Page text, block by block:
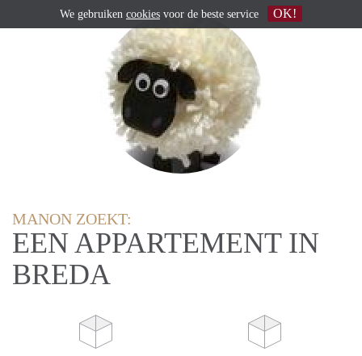
MANON ZOEKT:
EEN APPARTEMENT IN
BREDA
We gebruiken cookies voor de beste service OK!